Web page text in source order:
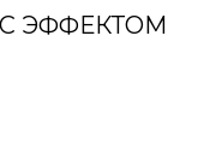
ЭФФЕКТОМ